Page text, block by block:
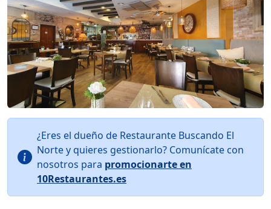
¿Eres el dueño de Restaurante Buscando El
Norte y quieres gestionarlo? Comunícate con
nosotros para promocionarte en
10Restaurantes.es